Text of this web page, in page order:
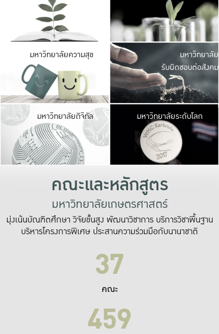
มีพื้นที่เขียวสดใส
เป็นป่าในเมือง เกษต
มหาวิทยาลัยความสุข มหาวิ
ค
เปิดประ
และพบเรื่องราวใ
มหาวิทยาลัย
รับผิดชอบต่อสังคม
มหาวิทยาลัยดิจิทัล มหาวิ
เปลี่ยนแปลง แล
เพื่อทำง
ระบบสารสนเทศ
มหาวิทยาลัยระดับโลก
คณะและหลักสูตร
มหาวิทยาลัยเกษตรศาสตร์
มุ่งเน้นบัณฑิตศึกษา วิจัยขั้นสูง พัฒนาวิชาการ บริการวิชาพื้นฐาน
บริหารโครงการพิเศษ ประสานความร่วมมือกับนานาชาติ
37
คณะ
459